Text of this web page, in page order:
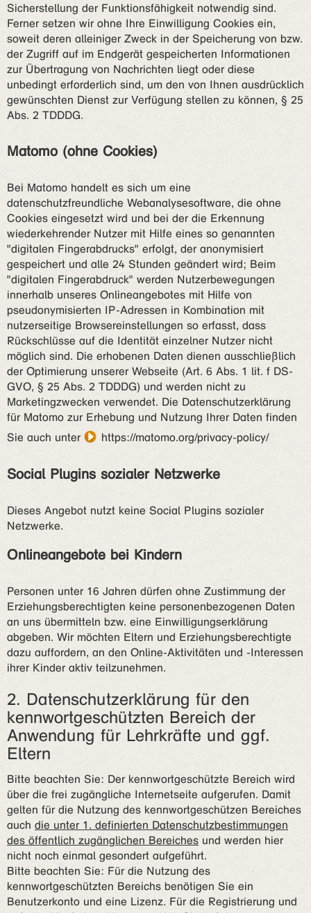
Sicherstellung der Funktionsfähigkeit notwendig sind.
Ferner setzen wir ohne Ihre Einwilligung Cookies ein,
soweit deren alleiniger Zweck in der Speicherung von bzw.
der Zugriff auf im Endgerät gespeicherten Informationen
zur Übertragung von Nachrichten liegt oder diese
unbedingt erforderlich sind, um den von Ihnen ausdrücklich
gewünschten Dienst zur Verfügung stellen zu können, § 25
Abs. 2 TDDDG.
Matomo (ohne Cookies)
Bei Matomo handelt es sich um eine
datenschutzfreundliche Webanalysesoftware, die ohne
Cookies eingesetzt wird und bei der die Erkennung
wiederkehrender Nutzer mit Hilfe eines so genannten
"digitalen Fingerabdrucks" erfolgt, der anonymisiert
gespeichert und alle 24 Stunden geändert wird; Beim
"digitalen Fingerabdruck" werden Nutzerbewegungen
innerhalb unseres Onlineangebotes mit Hilfe von
pseudonymisierten IP-Adressen in Kombination mit
nutzerseitige Browsereinstellungen so erfasst, dass
Rückschlüsse auf die Identität einzelner Nutzer nicht
möglich sind. Die erhobenen Daten dienen ausschließlich
der Optimierung unserer Webseite (Art. 6 Abs. 1 lit. f DS-
GVO, § 25 Abs. 2 TDDDG) und werden nicht zu
Marketingzwecken verwendet. Die Datenschutzerklärung
für Matomo zur Erhebung und Nutzung Ihrer Daten finden
Sie auch unter
https://matomo.org/privacy-policy/
Social Plugins sozialer Netzwerke
Dieses Angebot nutzt keine Social Plugins sozialer
Netzwerke.
Onlineangebote bei Kindern
Personen unter 16 Jahren dürfen ohne Zustimmung der
Erziehungsberechtigten keine personenbezogenen Daten
an uns übermitteln bzw. eine Einwilligungserklärung
abgeben. Wir möchten Eltern und Erziehungsberechtigte
dazu auffordern, an den Online-Aktivitäten und -Interessen
ihrer Kinder aktiv teilzunehmen.
2. Datenschutzerklärung für den
kennwortgeschützten Bereich der
Anwendung für Lehrkräfte und ggf.
Eltern
Bitte beachten Sie: Der kennwortgeschützte Bereich wird
über die frei zugängliche Internetseite aufgerufen. Damit
gelten für die Nutzung des kennwortgeschützen Bereiches
auch die unter 1. definierten Datenschutzbestimmungen
des öffentlich zugänglichen Bereiches und werden hier
nicht noch einmal gesondert aufgeführt.
Bitte beachten Sie: Für die Nutzung des
kennwortgeschützten Bereichs benötigen Sie ein
Benutzerkonto und eine Lizenz. Für die Registrierung und